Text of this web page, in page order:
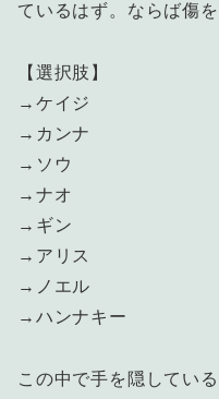
ているはず。ならば傷
【選択肢】
→ケイジ
→カンナ
→ソウ
→ナオ
→ギン
→アリス
→ノエル
→ハンナキー
この中で手を隠してい